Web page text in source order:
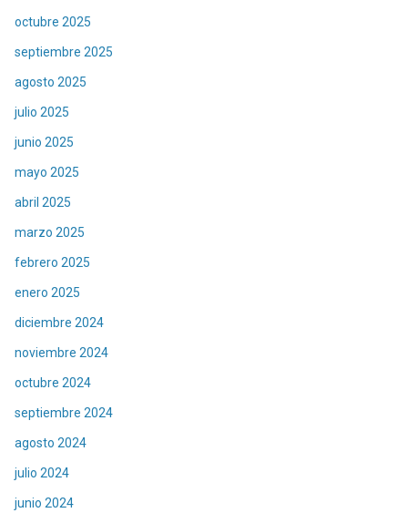
octubre 2025
septiembre 2025
agosto 2025
julio 2025
junio 2025
mayo 2025
abril 2025
marzo 2025
febrero 2025
enero 2025
diciembre 2024
noviembre 2024
octubre 2024
septiembre 2024
agosto 2024
julio 2024
junio 2024